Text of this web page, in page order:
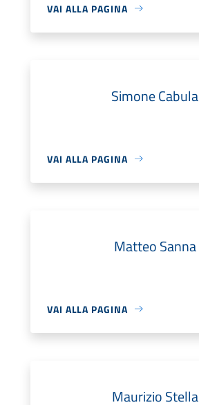
VAI ALLA PAGINA
Simone Cabula
VAI ALLA PAGINA
Matteo Sanna
VAI ALLA PAGINA
Maurizio Stella